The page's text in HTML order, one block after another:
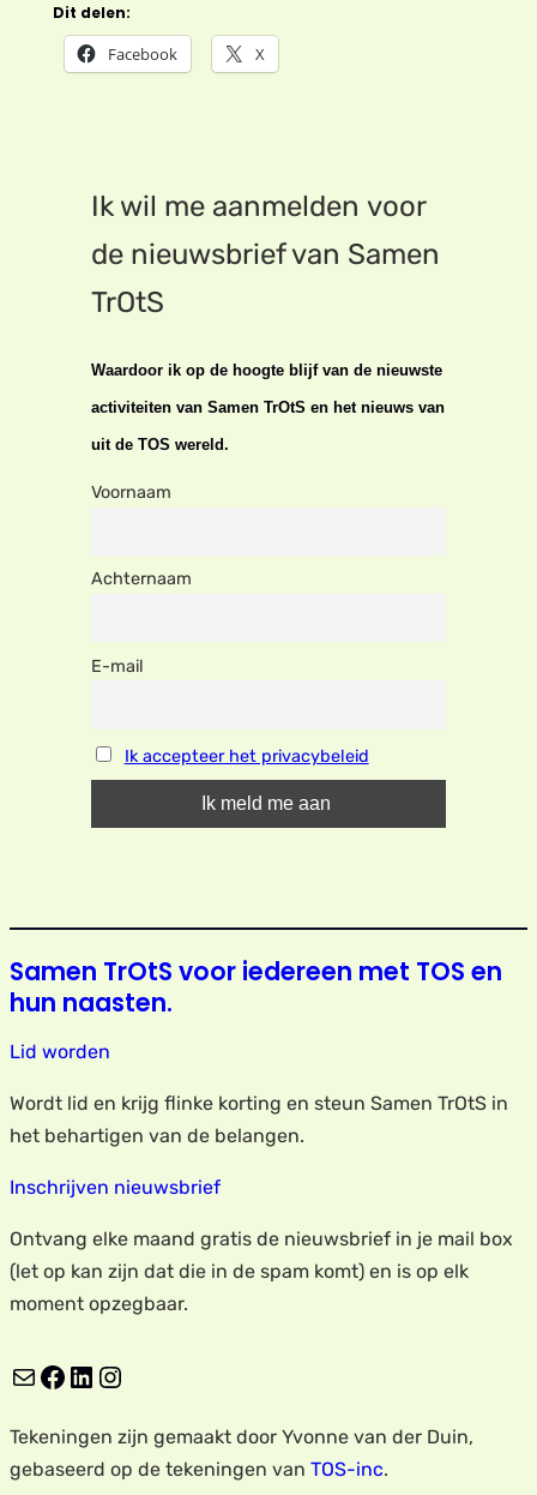
Dit delen:
Facebook X
Ik wil me aanmelden voor
de nieuwsbrief van Samen
TrOtS
Waardoor ik op de hoogte blijf van de nieuwste
activiteiten van Samen TrOtS en het nieuws van
uit de TOS wereld.
Voornaam
Achternaam
E-mail
Ik accepteer het privacybeleid
Samen TrOtS voor iedereen met TOS en
hun naasten.
Lid worden
Wordt lid en krijg flinke korting en steun Samen TrOtS in
het behartigen van de belangen.
Inschrijven nieuwsbrief
Ontvang elke maand gratis de nieuwsbrief in je mail box
(let op kan zijn dat die in de spam komt) en is op elk
moment opzegbaar.
E-mail Facebook LinkedIn Instagram
Tekeningen zijn gemaakt door Yvonne van der Duin,
gebaseerd op de tekeningen van TOS-inc.